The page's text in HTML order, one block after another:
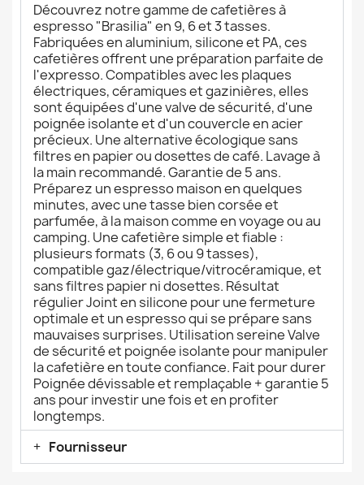
Découvrez notre gamme de cafetières à
espresso "Brasilia" en 9, 6 et 3 tasses.
Fabriquées en aluminium, silicone et PA, ces
cafetières offrent une préparation parfaite de
l'expresso. Compatibles avec les plaques
électriques, céramiques et gazinières, elles
sont équipées d'une valve de sécurité, d'une
poignée isolante et d'un couvercle en acier
précieux. Une alternative écologique sans
filtres en papier ou dosettes de café. Lavage à
la main recommandé. Garantie de 5 ans.
Préparez un espresso maison en quelques
minutes, avec une tasse bien corsée et
parfumée, à la maison comme en voyage ou au
camping. Une cafetière simple et fiable :
plusieurs formats (3, 6 ou 9 tasses),
compatible gaz/électrique/vitrocéramique, et
sans filtres papier ni dosettes. Résultat
régulier Joint en silicone pour une fermeture
optimale et un espresso qui se prépare sans
mauvaises surprises. Utilisation sereine Valve
de sécurité et poignée isolante pour manipuler
la cafetière en toute confiance. Fait pour durer
Poignée dévissable et remplaçable + garantie 5
ans pour investir une fois et en profiter
longtemps.
Fournisseur